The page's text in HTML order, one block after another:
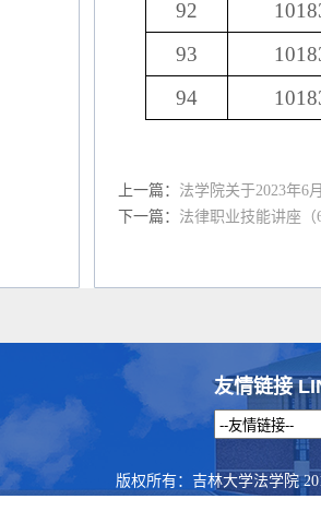
92
93
94
上一篇： 法学院关于2023年6
下一篇： 法律职业技能讲座
友情链接
版权所有：吉林大学法学院